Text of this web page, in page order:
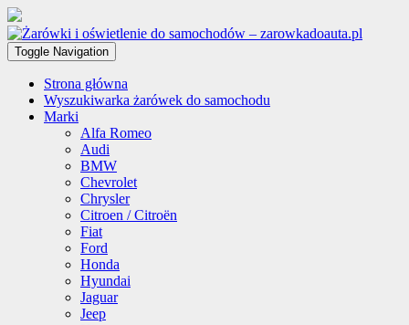
Toggle Navigation
Strona główna
Wyszukiwarka żarówek do samochodu
Marki
Alfa Romeo
Audi
BMW
Chevrolet
Chrysler
Citroen / Citroën
Fiat
Ford
Honda
Hyundai
Jaguar
Jeep